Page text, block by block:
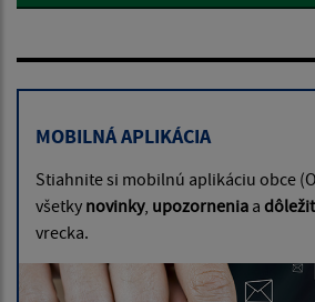
MOBILNÁ APLIKÁCIA
Stiahnite si mobilnú aplikáciu obce
všetky novinky, upozornenia a
vrecka.